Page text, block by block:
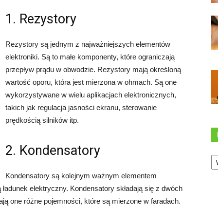
1. Rezystory
Rezystory są jednym z najważniejszych elementów
elektroniki. Są to małe komponenty, które ograniczają
przepływ prądu w obwodzie. Rezystory mają określoną
wartość oporu, która jest mierzona w ohmach. Są one
wykorzystywane w wielu aplikacjach elektronicznych,
takich jak regulacja jasności ekranu, sterowanie
prędkością silników itp.
2. Kondensatory
Kondensatory są kolejnym ważnym elementem
elektryczny. Kondensatory składają się z dwóch
one różne pojemności, które są mierzone w faradach.